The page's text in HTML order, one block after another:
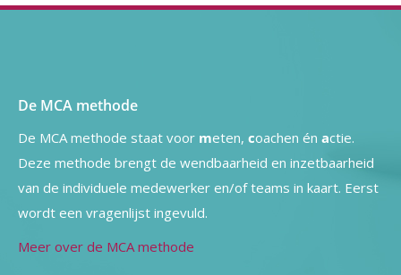
De MCA methode
De MCA methode staat voor meten, coachen én actie.
Deze methode brengt de wendbaarheid en inzetbaarheid
van de individuele medewerker en/of teams in kaart. Eerst
wordt een vragenlijst ingevuld.
Meer over de MCA methode